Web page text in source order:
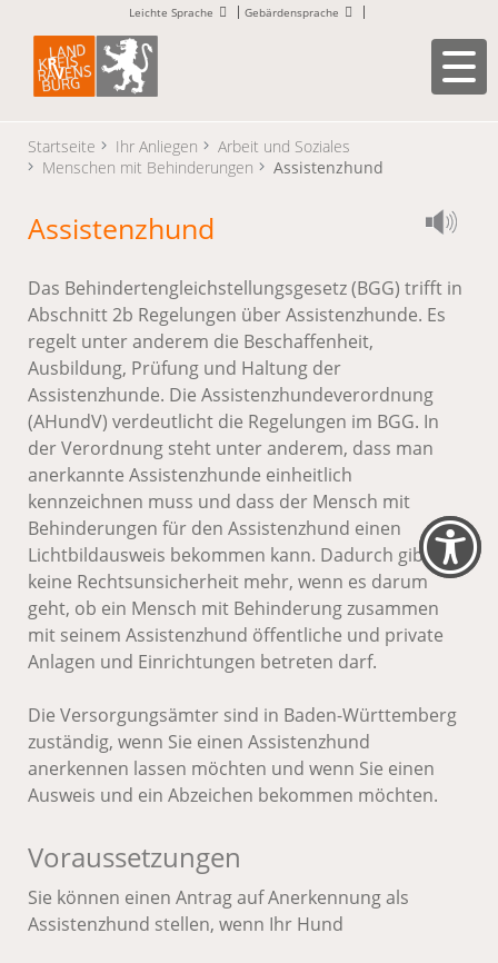
Leichte Sprache Gebärdensprache
Startseite Ihr Anliegen
Arbeit und Soziales
Menschen mit Behinderungen
Assistenzhund
Assistenzhund
Das Behindertengleichstellungsgesetz (BGG) trifft in
Abschnitt 2b Regelungen über Assistenzhunde. Es
regelt unter anderem die Beschaffenheit,
Ausbildung, Prüfung und Haltung der
Assistenzhunde. Die Assistenzhundeverordnung
(AHundV) verdeutlicht die Regelungen im BGG. In
der Verordnung steht unter anderem, dass man
anerkannte Assistenzhunde einheitlich
kennzeichnen muss und dass der Mensch mit
Behinderungen für den Assistenzhund einen
Lichtbildausweis bekommen kann. Dadurch gibt es
keine Rechtsunsicherheit mehr, wenn es darum
geht, ob ein Mensch mit Behinderung zusammen
mit seinem Assistenzhund öffentliche und private
Anlagen und Einrichtungen betreten darf.
Die Versorgungsämter sind in Baden-Württemberg
zuständig, wenn Sie einen Assistenzhund
anerkennen lassen möchten und wenn Sie einen
Ausweis und ein Abzeichen bekommen möchten.
Voraussetzungen
Sie können einen Antrag auf Anerkennung als
Assistenzhund stellen, wenn Ihr Hund